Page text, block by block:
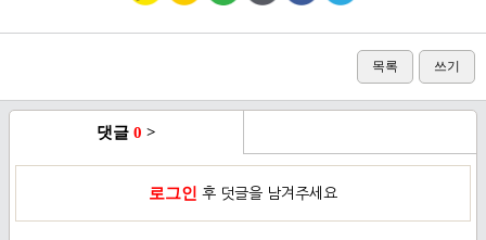
목록 쓰기
댓글 0 >
로그인 후 덧글을 남겨주세요